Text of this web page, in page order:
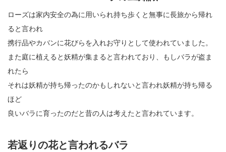
ローズは家内安全の為に用いられ持ち歩くと無事に長旅から帰れ
ると言われ
携行品やカバンに花びらを入れお守りとして使われていました。
また庭に植えると妖精が集まると言われており、もしバラが盗ま
れたら
それは妖精が持ち帰ったのかもしれないと言われ妖精が持ち帰る
ほど
良いバラに育ったのだと昔の人は考えたと言われています。
若返りの花と言われるバラ